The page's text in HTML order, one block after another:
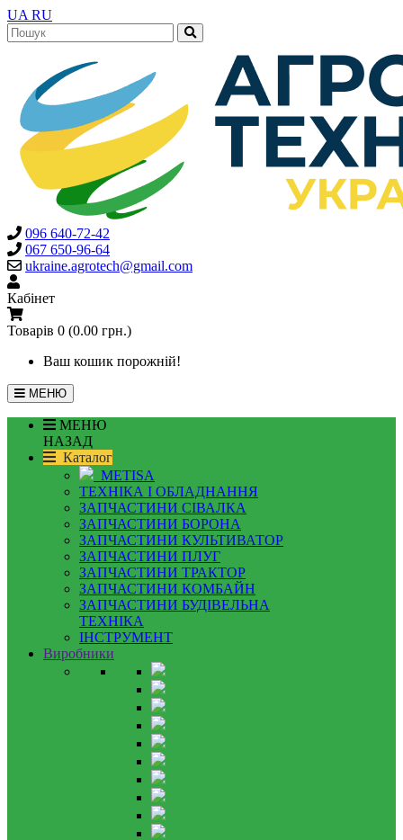
UA RU
096 640-72-42
067 650-96-64
ukraine.agrotech@gmail.com
Кабінет
Товарів 0 (0.00 грн.)
Ваш кошик порожній!
МЕНЮ
МЕНЮ
НАЗАД
Каталог
METISA
ТЕХНІКА І ОБЛАДНАННЯ
ЗАПЧАСТИНИ СІВАЛКА
ЗАПЧАСТИНИ БОРОНА
ЗАПЧАСТИНИ КУЛЬТИВАТОР
ЗАПЧАСТИНИ ПЛУГ
ЗАПЧАСТИНИ ТРАКТОР
ЗАПЧАСТИНИ КОМБАЙН
ЗАПЧАСТИНИ БУДІВЕЛЬНА
ТЕХНІКА
ІНСТРУМЕНТ
Виробники